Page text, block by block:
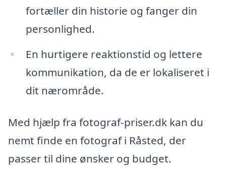
fortæller din historie og fanger din
personlighed.
En hurtigere reaktionstid og lettere
kommunikation, da de er lokaliseret i
dit nærområde.
Med hjælp fra fotograf-priser.dk kan du
nemt finde en fotograf i Råsted, der
passer til dine ønsker og budget.